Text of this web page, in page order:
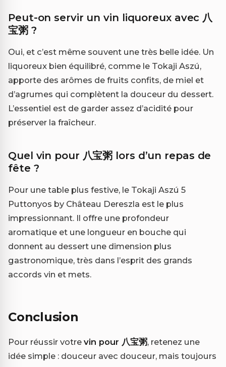
Peut-on servir un vin liquoreux avec 八
宝粥 ?
Oui, et c’est même souvent une très belle idée. Un
liquoreux bien équilibré, comme le Tokaji Aszú,
apporte des arômes de fruits confits, de miel et
d’agrumes qui complètent la douceur du dessert.
L’essentiel est de garder assez d’acidité pour
préserver la fraîcheur.
Quel vin pour 八宝粥 lors d’un repas de
fête ?
Pour une table plus festive, le Tokaji Aszú 5
Puttonyos by Château Dereszla est le plus
impressionnant. Il offre une profondeur
aromatique et une longueur en bouche qui
donnent au dessert une dimension plus
gastronomique, très dans l’esprit des grands
accords vin et mets.
Conclusion
Pour réussir votre vin pour 八宝粥, retenez une
idée simple : douceur avec douceur, mais toujours